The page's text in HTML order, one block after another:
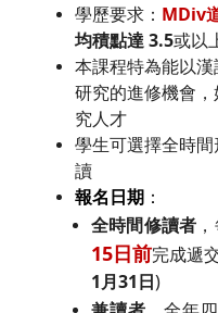
學歷要求： MDiv
均積點達 3.5或以
本課程特為能以
研究的進修機會
究人才
學生可選擇全時
讀
報名日期 ：
全時間修讀者
15日前完成遞
1月31日)